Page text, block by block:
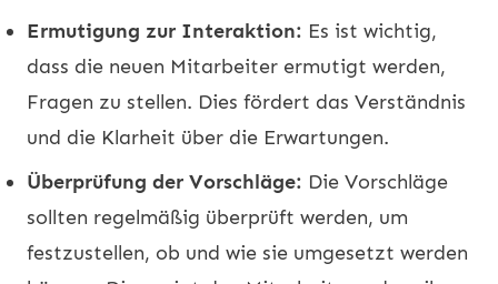
Ermutigung zur Interaktion: Es ist wichtig,
dass die neuen Mitarbeiter ermutigt werden,
Fragen zu stellen. Dies fördert das Verständnis
und die Klarheit über die Erwartungen.
Überprüfung der Vorschläge: Die Vorschläge
sollten regelmäßig überprüft werden, um
festzustellen, ob und wie sie umgesetzt werden